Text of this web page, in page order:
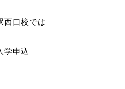
西口校では
学申込